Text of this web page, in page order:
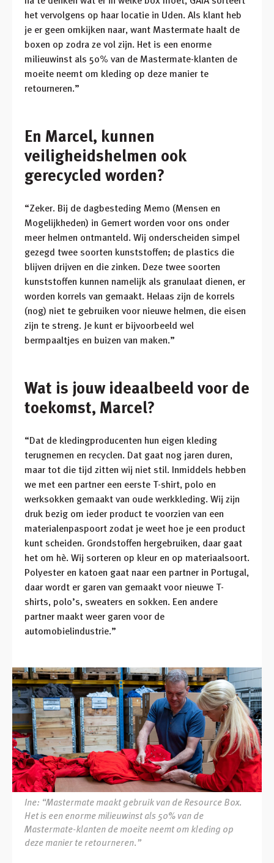
het vervolgens op haar locatie in Uden. Als klant heb
je er geen omkijken naar, want Mastermate haalt de
boxen op zodra ze vol zijn. Het is een enorme
milieuwinst als 50% van de Mastermate-klanten de
moeite neemt om kleding op deze manier te
retourneren.”
En Marcel, kunnen
veiligheidshelmen ook
gerecycled worden?
“Zeker. Bij de dagbesteding Memo (Mensen en
Mogelijkheden) in Gemert worden voor ons onder
meer helmen ontmanteld. Wij onderscheiden simpel
gezegd twee soorten kunststoffen; de plastics die
blijven drijven en die zinken. Deze twee soorten
kunststoffen kunnen namelijk als granulaat dienen, er
worden korrels van gemaakt. Helaas zijn de korrels
(nog) niet te gebruiken voor nieuwe helmen, die eisen
zijn te streng. Je kunt er bijvoorbeeld wel
bermpaaltjes en buizen van maken.”
Wat is jouw ideaalbeeld voor de
toekomst, Marcel?
“Dat de kledingproducenten hun eigen kleding
terugnemen en recyclen. Dat gaat nog jaren duren,
maar tot die tijd zitten wij niet stil. Inmiddels hebben
we met een partner een eerste T-shirt, polo en
werksokken gemaakt van oude werkkleding. Wij zijn
druk bezig om ieder product te voorzien van een
materialenpaspoort zodat je weet hoe je een product
kunt scheiden. Grondstoffen hergebruiken, daar gaat
het om hè. Wij sorteren op kleur en op materiaalsoort.
Polyester en katoen gaat naar een partner in Portugal,
daar wordt er garen van gemaakt voor nieuwe T-
shirts, polo’s, sweaters en sokken. Een andere
partner maakt weer garen voor de
automobielindustrie.”
Ine: “Mastermate maakt gebruik van de Resource Box.
Het is een enorme milieuwinst als 50% van de
Mastermate-klanten de moeite neemt om kleding op
deze manier te retourneren.”